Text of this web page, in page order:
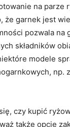
na parze
że garnek jest
pozwala na
składników
modele
np.
czy kupić
także opcję